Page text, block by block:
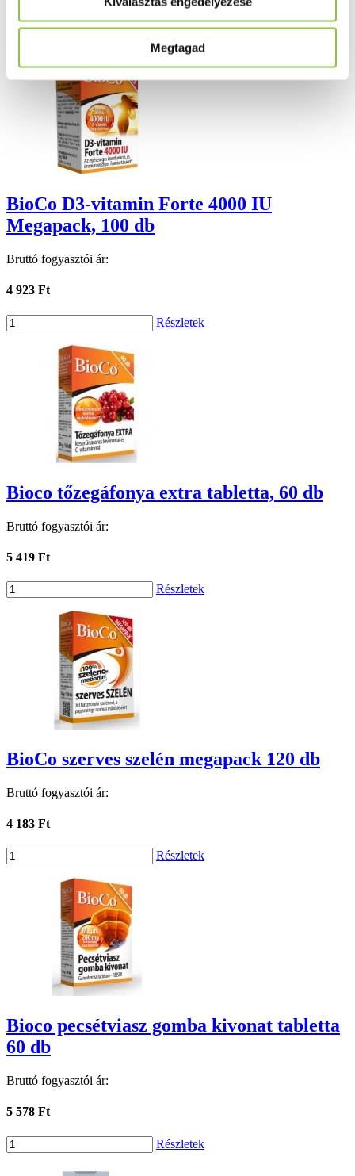
Megtagad
Ezek is érdekelhetik Önt
BioCo D3-vitamin Forte 4000 IU
Megapack, 100 db
Bruttó fogyasztói ár:
4 923 Ft
Részletek
Bioco tőzegáfonya extra tabletta, 60 db
Bruttó fogyasztói ár:
5 419 Ft
Részletek
BioCo szerves szelén megapack 120 db
Bruttó fogyasztói ár:
4 183 Ft
Részletek
Bioco pecsétviasz gomba kivonat tabletta
60 db
Bruttó fogyasztói ár:
5 578 Ft
Részletek